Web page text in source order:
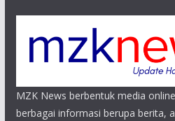
MZK News berbentuk media
berbagai informasi berupa berita,